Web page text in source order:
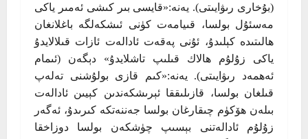
(بۇخارى رىۋايىتى). يەنە:«قايسى بىر كىشى ئەمىر ياكى
مەسئۇل بولسا، قىيامەت كۈنى ئىشكەلگە باغلانغان
ھالىتىدە كېلىدۇ، ئۇنى پەقەت ئادالەت ئازات قىلالايدۇ
ياكى زۇلۇم ھالاك قىلىپ تاشلايدۇ» دېگەن (ئىمام
ئەھمەد رىۋايىتى). يەنە:«كىم قازى بولۇشنى تەلەپ
قىلغان بولسا، قازىلىققا ئېرىشكەندىن كېيىن ئادالەت
بىلەن ھۆكۈم چىقارغان بولسا جەننەتكە كىرىدۇ، ئەگەر
زۇلۇم ئادالەتنى بېسىپ چۈشكەن بولسا دوزاخقا